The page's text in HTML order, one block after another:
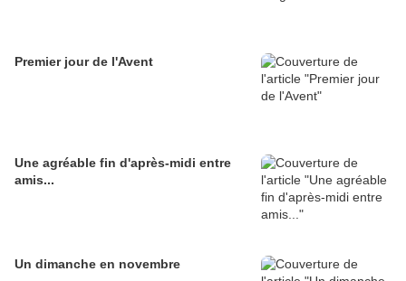
Premier jour de l'Avent
Une agréable fin d'après-midi entre
amis...
Un dimanche en novembre